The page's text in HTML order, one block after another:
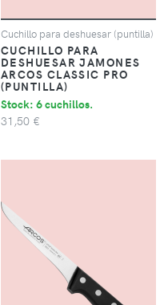
Cuchillo para deshuesar (puntilla)
CUCHILLO PARA
DESHUESAR JAMONES
ARCOS CLASSIC PRO
(PUNTILLA)
Stock: 6 cuchillos.
31,50 €